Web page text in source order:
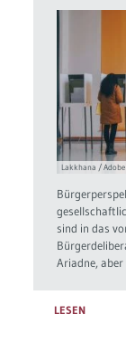
Lakkhana / Adobe
sind in das
Ariadne,
LESEN